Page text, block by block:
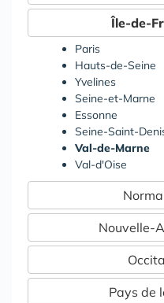
Île-de-
Paris
Hauts-de-Seine
Yvelines
Seine-et-Marne
Essonne
Seine-Saint-
Val-de-Marne
Val-d'Oise
Nouvelle-
Pays de